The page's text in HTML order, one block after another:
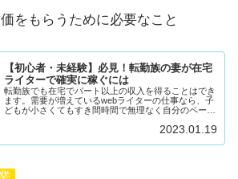
をもらうために必要なこと
【初心者・未経験】必見！転勤族の妻が在宅
ライターで確実に稼ぐには
転勤族でも在宅でパート以上の収入を得ることはでき
ます。需要が増えているwebライターの仕事なら、子
どもが小さくてもすき間時間で無理なく自分のペース
私から、始め方や実際のお仕事についてお知ら...
2023.01.19